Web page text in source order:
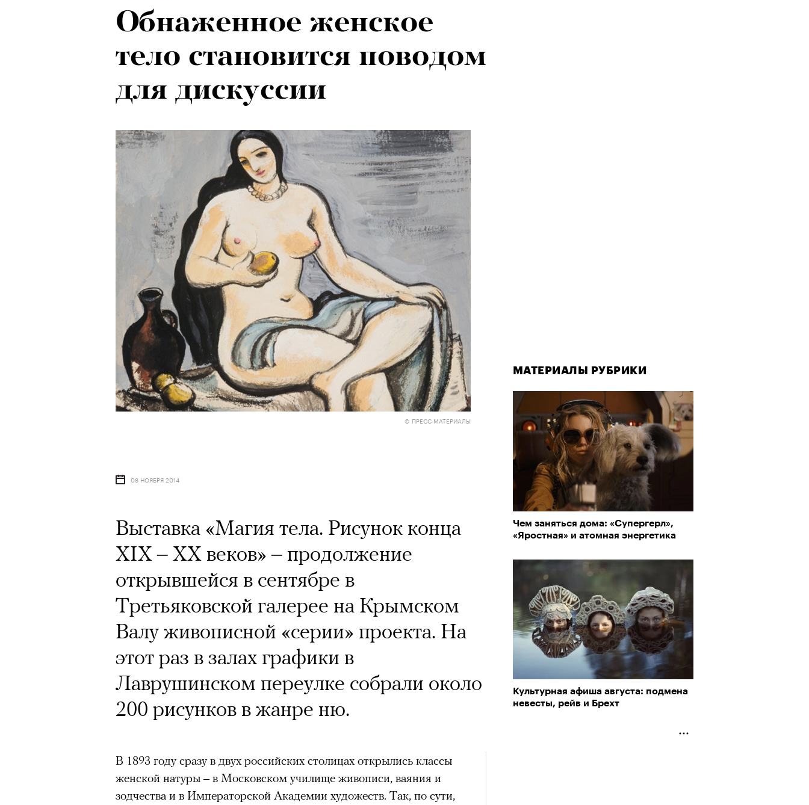
МАТЕРИАЛЫ РУБРИКИ
Чем заняться дома: «Супергерл»,
«Яростная» и атомная энергетика
Культурная афиша августа: подмена
невесты, рейв и Брехт
Обнаженное женское
тело становится поводом
для дискуссии
© ПРЕСС-МАТЕРИАЛЫ
08 НОЯБРЯ 2014
Выставка «Магия тела. Рисунок конца
XIX – XX веков» – продолжение
открывшейся в сентябре в
Третьяковской галерее на Крымском
Валу живописной «серии» проекта. На
этот раз в залах графики в
Лаврушинском переулке собрали около
200 рисунков в жанре ню.
В 1893 году сразу в двух российских столицах открылись классы
женской натуры – в Московском училище живописи, ваяния и
зодчества и в Императорской Академии художеств. Так, по сути,